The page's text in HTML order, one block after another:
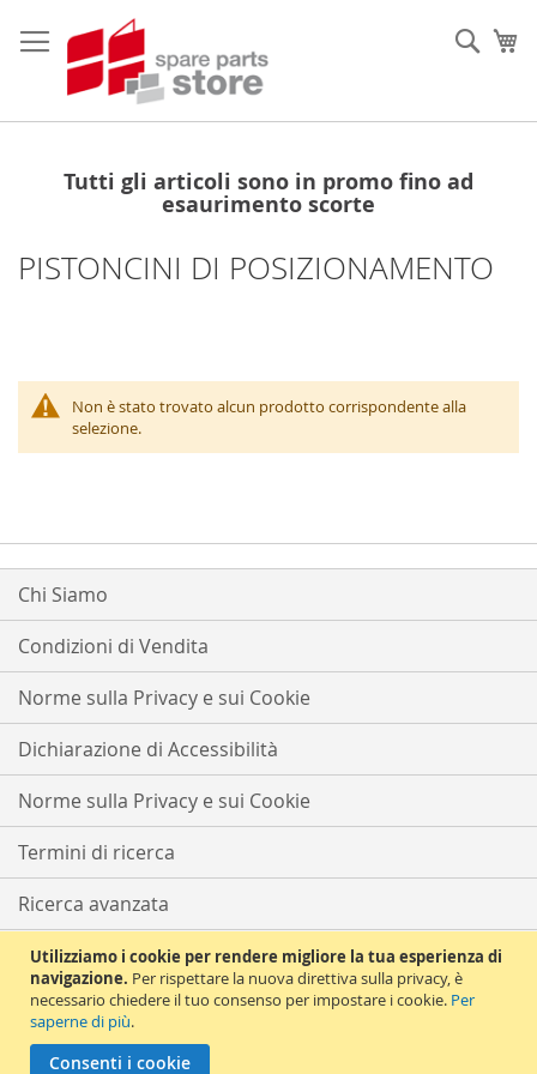
Utilizziamo i cookie per rendere migliore la tua esperienza di
navigazione. Per rispettare la nuova direttiva sulla privacy, è
necessario chiedere il tuo consenso per impostare i cookie. Per
saperne di più.
Consenti i cookie
al
contenuto
Tutti gli articoli sono in promo fino ad
esaurimento scorte
PISTONCINI DI POSIZIONAMENTO
Non è stato trovato alcun prodotto corrispondente alla
selezione.
Chi Siamo
Condizioni di Vendita
Norme sulla Privacy e sui Cookie
Dichiarazione di Accessibilità
Norme sulla Privacy e sui Cookie
Termini di ricerca
Ricerca avanzata
Ordini e resi
Contattaci
Copyright © 2021 Solema Tutti i diritti riservati | Partita iva e CF